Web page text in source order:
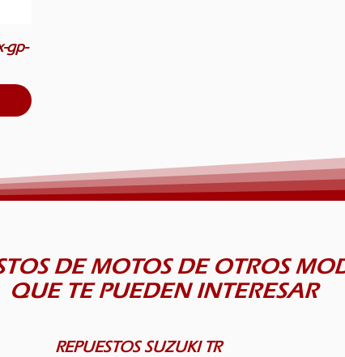
gp-
DE MOTOS DE OTROS
QUE TE PUEDEN INTERESAR
REPUESTOS SUZUKI TR